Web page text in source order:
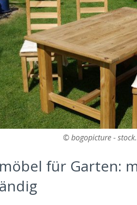
© bogopicture -
für Garten: